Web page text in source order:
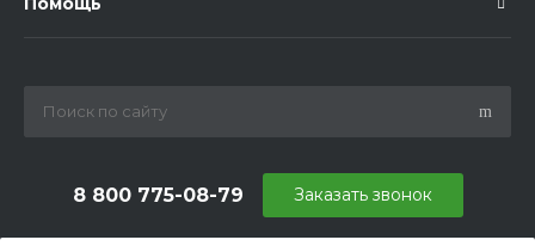
8 800 775-08-79 Заказать звонок